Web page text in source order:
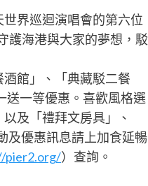
界巡迴演唱會的第六位
護海港與大家的夢想，駁
館」、「典藏駁二餐
送一等優惠。喜歡風格選
及「禮拜文房具」、
及優惠訊息請上加食延暢
pier2.org/）查詢。